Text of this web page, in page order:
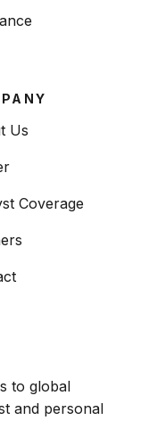
Us
Coverage
to global
and personal